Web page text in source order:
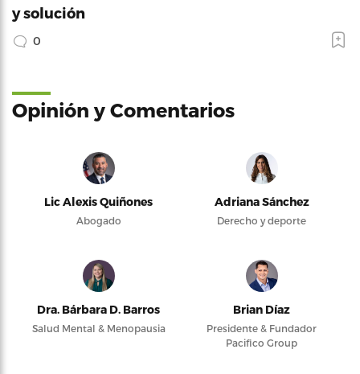
y solución
0
Opinión y Comentarios
Lic Alexis Quiñones
Abogado
Adriana Sánchez
Derecho y deporte
Dra. Bárbara D. Barros
Salud Mental & Menopausia
Brian Díaz
Presidente & Fundador
Pacifico Group